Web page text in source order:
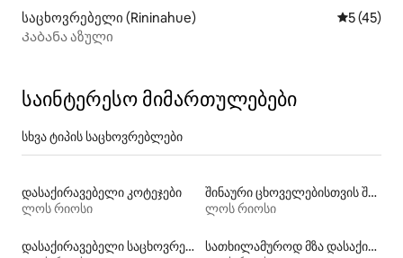
საცხოვრებელი (Rininahue) საშუალო
5 (45)
Კაბანა აზული
საინტერესო მიმართულებები
სხვა ტიპის საცხოვრებლები
დასაქირავებელი კოტეჯები
ლოს რიოსი
შინაური ცხოველებისთვის შესაფერისი დასაქირავებელი საცხოვრებლები
ლოს რიოსი
დასაქირავებელი საცხოვრებლები კაიაკით
სათხილამუროდ მზა დასაქირავებელი საცხოვრებლები